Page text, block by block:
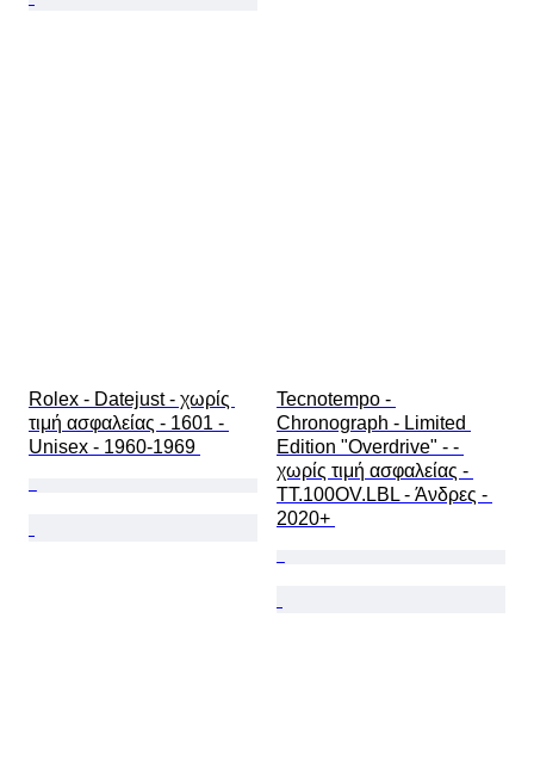
Rolex - Datejust - χωρίς
τιμή ασφαλείας - 1601 -
Unisex - 1960-1969
Tecnotempo -
Chronograph - Limited
Edition "Overdrive" - -
χωρίς τιμή ασφαλείας -
TT.100OV.LBL - Άνδρες -
2020+